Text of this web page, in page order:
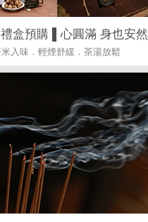
盒預購 ▌心圓滿 身也安然
入味．輕煙舒緩．茶湯放鬆